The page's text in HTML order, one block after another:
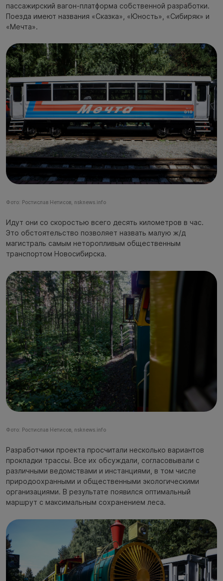
пассажирский вагон-платформа собственной разработки.
Поезда имеют названия «Сказка», «Юность», «Сибиряк» и
«Мечта».
Фото: Ростислав Нетисов, nsknews.info
Идут они со скоростью всего десять километров в час.
Это обстоятельство позволяет назвать малую ж/д
магистраль самым неторопливым общественным
транспортом Новосибирска.
Фото: Ростислав Нетисов, nsknews.info
Разработчики проекта просчитали несколько вариантов
прокладки трассы. Все их обсуждали, согласовывали с
различными ведомствами и инстанциями, в том числе
природоохранными и общественными экологическими
организациями. В результате появился оптимальный
маршрут с максимальным сохранением леса.